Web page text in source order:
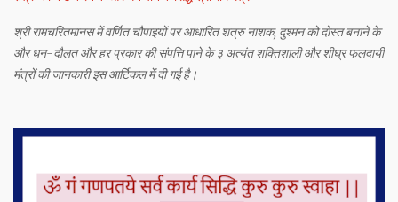
श्री रामचरितमानस में वर्णित चौपाइयों पर आधारित शत्रु नाशक, दुश्मन को दोस्त बनाने के
और धन-दौलत और हर प्रकार की संपत्ति पाने के ३ अत्यंत शक्तिशाली और शीघ्र फलदायी
मंत्रों की जानकारी इस आर्टिकल में दी गई है।